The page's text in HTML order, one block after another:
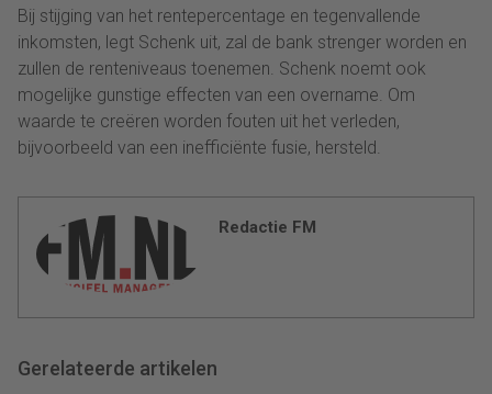
Bij stijging van het rentepercentage en tegenvallende
inkomsten, legt Schenk uit, zal de bank strenger worden en
zullen de renteniveaus toenemen. Schenk noemt ook
mogelijke gunstige effecten van een overname. Om
waarde te creëren worden fouten uit het verleden,
bijvoorbeeld van een inefficiënte fusie, hersteld.
Redactie FM
Gerelateerde artikelen